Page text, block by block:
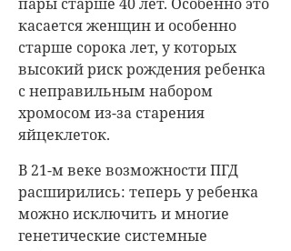
касается женщин и особенно
старше сорока лет, у которых
высокий риск рождения ребенка
с неправильным набором
хромосом из-за старения
яйцеклеток.
В 21-м веке возможности ПГД
расширились: теперь у ребенка
можно исключить и многие
генетические системные